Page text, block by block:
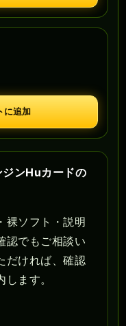
に追加
ンHuカードの
裸ソフト・説明
認でもご相談い
だければ、確認
ます。